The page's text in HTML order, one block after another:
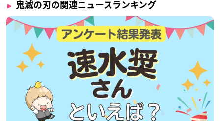
鬼滅の刃の関連ニュースランキング